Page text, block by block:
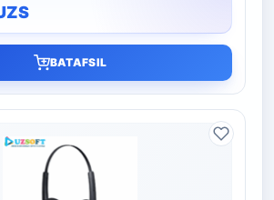
BATAFSIL